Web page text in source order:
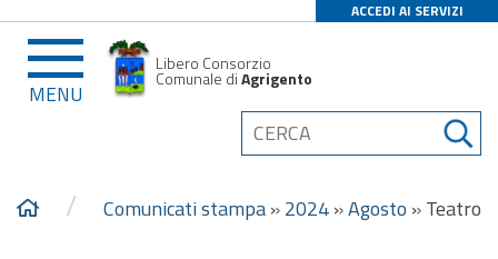
ACCEDI AI SERVIZI
MENU
Libero Consorzio
Comunale diAgrigento
/ Comunicati stampa»2024»Agosto »Teatro